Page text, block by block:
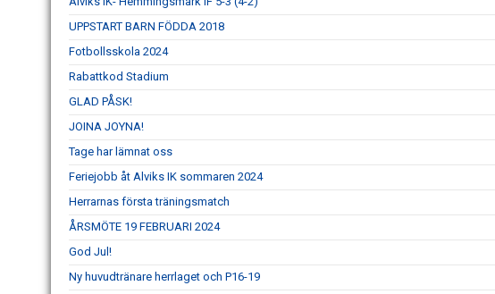
UPPSTART BARN FÖDDA 2018
Fotbollsskola 2024
Rabattkod Stadium
GLAD PÅSK!
JOINA JOYNA!
Tage har lämnat oss
Feriejobb åt Alviks IK sommaren 2024
Herrarnas första träningsmatch
ÅRSMÖTE 19 FEBRUARI 2024
God Jul!
Ny huvudtränare herrlaget och P16-19